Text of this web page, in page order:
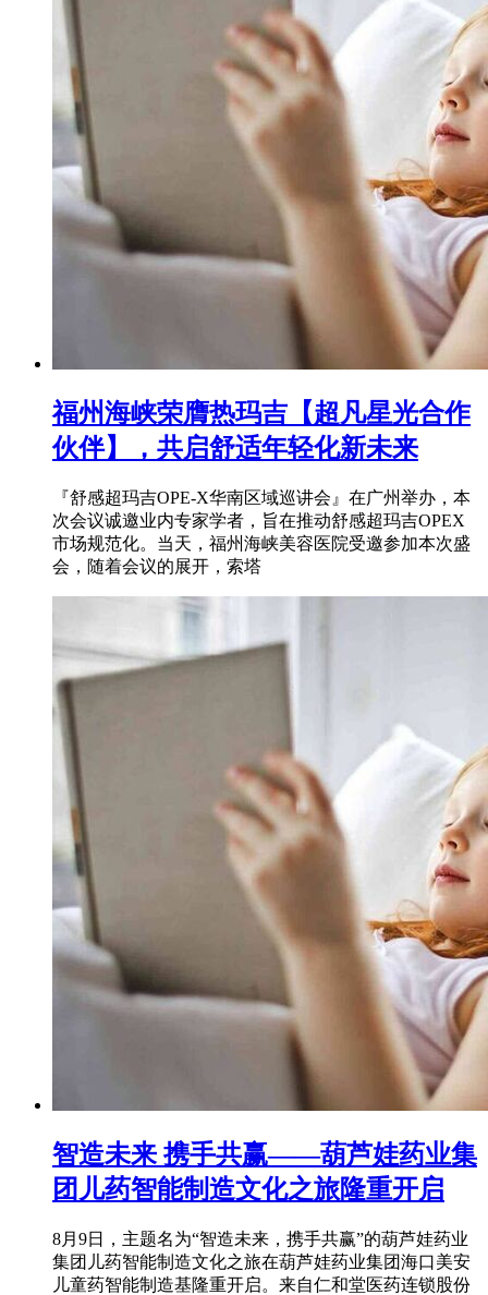
福州海峡荣膺热玛吉【超凡星光合作
伙伴】，共启舒适年轻化新未来
『舒感超玛吉OPE-X华南区域巡讲会』在广州举办，本
次会议诚邀业内专家学者，旨在推动舒感超玛吉OPEX
市场规范化。当天，福州海峡美容医院受邀参加本次盛
会，随着会议的展开，索塔
智造未来 携手共赢——葫芦娃药业集
团儿药智能制造文化之旅隆重开启
8月9日，主题名为“智造未来，携手共赢”的葫芦娃药业
集团儿药智能制造文化之旅在葫芦娃药业集团海口美安
儿童药智能制造基隆重开启。来自仁和堂医药连锁股份